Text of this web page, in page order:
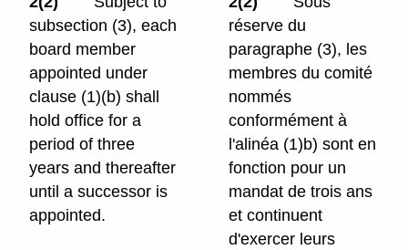
subsection (3), each
board member
appointed under
clause (1)⁠(b) shall
hold office for a
period of three
years and thereafter
until a successor is
appointed.
réserve du
paragraphe (3), les
membres du comité
nommés
conformément à
l'alinéa (1)b) sont en
fonction pour un
mandat de trois ans
et continuent
d'exercer leurs